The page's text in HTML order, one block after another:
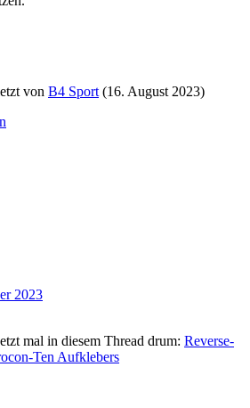
von B4 Sport (16. August 2023)
2023
mal in diesem Thread drum: Reverse-
Ten Aufklebers